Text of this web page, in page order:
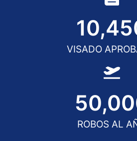
VISADO
ROBOS AL